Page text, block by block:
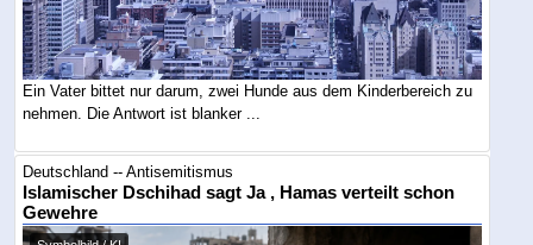
Ein Vater bittet nur darum, zwei Hunde aus dem Kinderbereich zu
nehmen. Die Antwort ist blanker ...
Deutschland -- Antisemitismus
Islamischer Dschihad sagt Ja , Hamas verteilt schon
Gewehre